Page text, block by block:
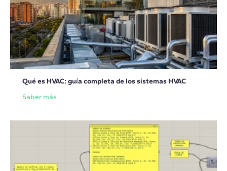
Qué es HVAC: guía completa de los sistemas HVAC
Saber más